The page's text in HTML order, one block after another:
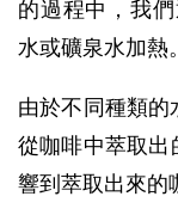
的過程中，我
水或礦泉水加熱。
由於不同種類
從咖啡中萃取出
響到萃取出來的